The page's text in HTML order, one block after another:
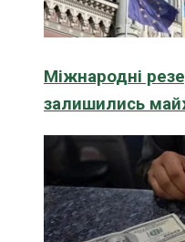
Міжнародні
залишились